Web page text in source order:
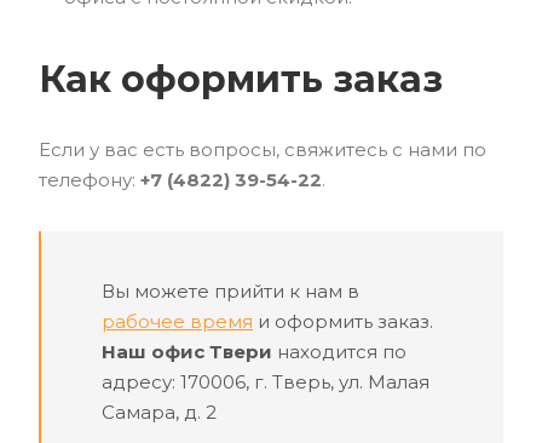
Как оформить заказ
Если у вас есть вопросы, свяжитесь с нами по
телефону: +7 (4822) 39-54-22.
Вы можете прийти к нам в
рабочее время и оформить заказ.
Наш офис Твери находится по
адресу: 170006, г. Тверь, ул. Малая
Самара, д. 2